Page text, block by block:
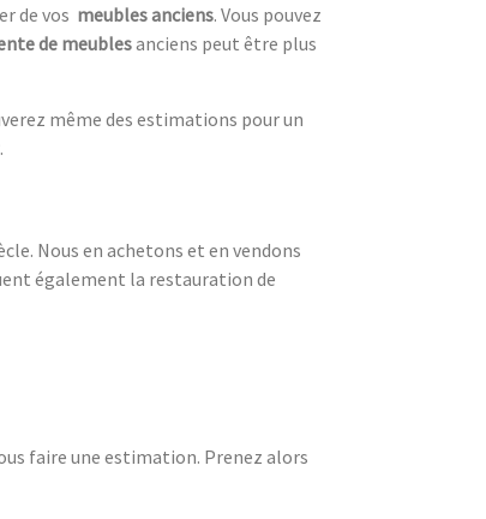
de vos meubles anciens. Vous pouvez
de meublesanciens peut être plus
même des estimations pour un
.
Nous en achetons et en vendons
également la restauration de
faire une estimation. Prenez alors